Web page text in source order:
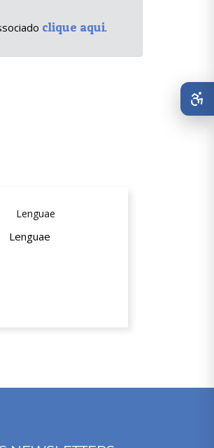
clique aqui.
Lenguae